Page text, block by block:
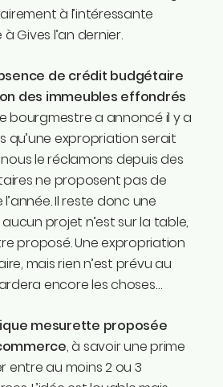
à l’intéressante
Gives l’an dernier.
de crédit budgétaire
des immeubles effondrés
bourgmestre a annoncé il y a
qu’une expropriation serait
le réclamons depuis des
ne proposent pas de
Il reste donc une
projet n’est sur la table,
proposé. Une expropriation
mais rien n’est prévu au
encore les choses…
mesurette proposée
, à savoir une prime
entre au moins 2 ou 3